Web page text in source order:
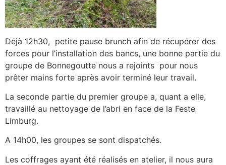
Déjà 12h30, petite pause brunch afin de récupérer des
forces pour l’installation des bancs, une bonne partie du
groupe de Bonnegoutte nous a rejoints pour nous
prêter mains forte après avoir terminé leur travail.
La seconde partie du premier groupe a, quant a elle,
travaillé au nettoyage de l’abri en face de la Feste
Limburg.
A 14h00, les groupes se sont dispatchés.
Les coffrages ayant été réalisés en atelier, il nous aura